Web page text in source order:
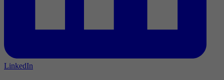
LinkedIn